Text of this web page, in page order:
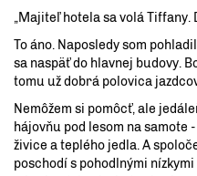
„Majiteľ hotela sa volá Tiffany.
To áno. Naposledy som
sa naspäť do hlavnej budovy.
tomu už dobrá polovica
Nemôžem si pomôcť, ale
hájovňu pod lesom na samote
živice a teplého jedla. A
poschodí s pohodlnými